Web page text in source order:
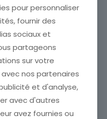
FRANCE TIMBRE NEUF N°
991 ** MARIE FRANCOIS
ETAT VOIR SCAN Cumulez
vos achats en visitant ma
boutique afin de réduire
vos frais de port. Attendez
que nous ayons calculé les
frais de port[…]
9,99€
pour personnaliser
fournir des
sociaux et
partageons
sur votre
nos partenaires
et d'analyse,
avec d'autres
avez fournies ou